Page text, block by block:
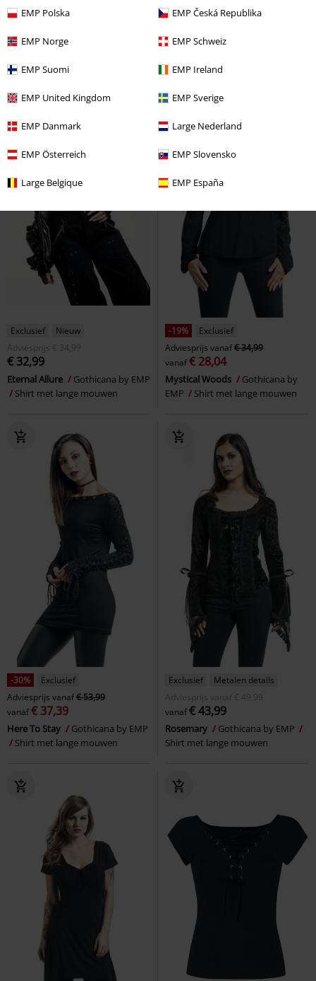
EMP Polska EMP Česká Republika
EMP Norge EMP Schweiz
EMP Suomi EMP Ireland
EMP United Kingdom EMP Sverige
EMP Danmark Large Nederland
EMP Österreich EMP Slovensko
Large Belgique EMP España
€ 37,99
T-shirt
€ 26,99
Gothicana by EMP
Exclusief
Nieuw
Adviesprijs
€ 34,99
€ 32,99
Eternal Allure
Gothicana by EMP
Shirt met lange mouwen
-19%
Exclusief
Adviesprijs vanaf€ 34,99
vanaf€ 28,04
Mystical Woods
Gothicana by
EMP
Shirt met lange mouwen
-30%
Exclusief
Adviesprijs vanaf€ 53,99
vanaf€ 37,39
Here To Stay
Gothicana by EMP
Shirt met lange mouwen
Exclusief
Metalen details
Adviesprijs
vanaf € 49,99
vanaf€ 43,99
Rosemary
Gothicana by EMP
Shirt met lange mouwen